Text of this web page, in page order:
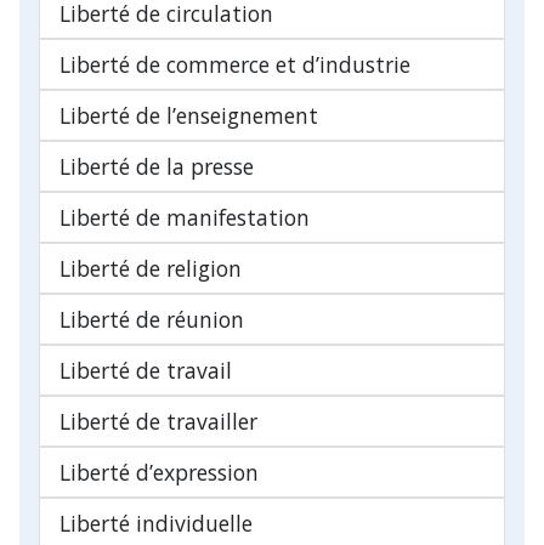
Liberté de circulation
Liberté de commerce et d’industrie
Liberté de l’enseignement
Liberté de la presse
Liberté de manifestation
Liberté de religion
Liberté de réunion
Liberté de travail
Liberté de travailler
Liberté d’expression
Liberté individuelle